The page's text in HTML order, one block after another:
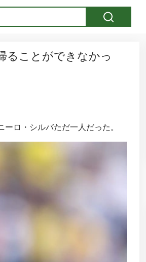
ることができなかっ
ロ・シルバただ一人だった。